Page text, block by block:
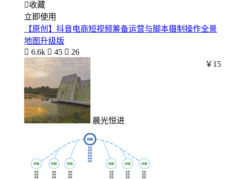
收藏
立即使用
【原创】抖音电商短视频筹备运营与脚本摄制操作全景
地图升级版
 6.6k  45  26
晨光恒进
￥15